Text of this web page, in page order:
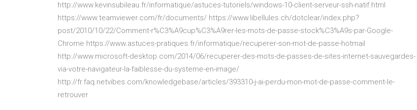
http://www.kevinsubileau.fr/informatique/astuces-tutoriels/windows-10-client-serveur-ssh-natif.html
https://www.teamviewer.com/fr/documents/ https://www.libellules.ch/dotclear/index.php?
post/2010/10/22/Comment-r%C3%A9cup%C3%A9rer-les-mots-de-passe-stock%C3%A9s-par-Google-
Chrome https://www.astuces-pratiques.fr/informatique/recuperer-son-mot-de-passe-hotmail
http://www.microsoft-desktop.com/2014/06/recuperer-des-mots-de-passes-de-sites-internet-sauvegardes-
via-votre-navigateur-la-faiblesse-du-systeme-en-image/
http://fr.faq.netvibes.com/knowledgebase/articles/393310-j-ai-perdu-mon-mot-de-passe-comment-le-
retrouver